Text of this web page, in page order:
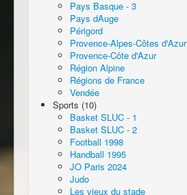
Pays Basque - 3
Pays dAuge
Périgord
Provence-Alpes-Côtes d'Azur
Provence-Côte d'Azur
Région Alpine
Régions de France
Vendée
Sports (10)
Basket SLUC - 1
Basket SLUC - 2
Football 1998
Handball 1995
JO Paris 2024
Judo
Les vieux du stade